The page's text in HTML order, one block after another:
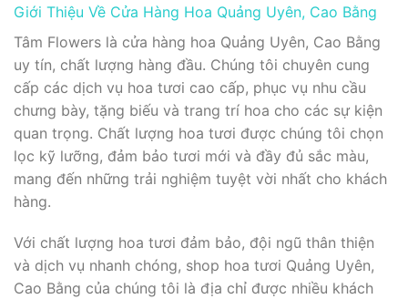
Giới Thiệu Về Cửa Hàng Hoa Quảng Uyên, Cao Bằng
Tâm Flowers là cửa hàng hoa Quảng Uyên, Cao Bằng
uy tín, chất lượng hàng đầu. Chúng tôi chuyên cung
cấp các dịch vụ hoa tươi cao cấp, phục vụ nhu cầu
chưng bày, tặng biếu và trang trí hoa cho các sự kiện
quan trọng. Chất lượng hoa tươi được chúng tôi chọn
lọc kỹ lưỡng, đảm bảo tươi mới và đầy đủ sắc màu,
mang đến những trải nghiệm tuyệt vời nhất cho khách
hàng.
Với chất lượng hoa tươi đảm bảo, đội ngũ thân thiện
và dịch vụ nhanh chóng, shop hoa tươi Quảng Uyên,
Cao Bằng của chúng tôi là địa chỉ được nhiều khách